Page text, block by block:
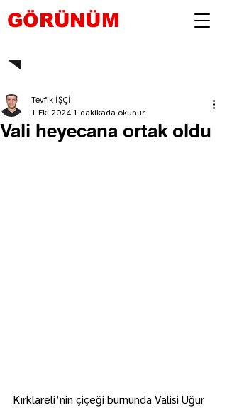
GÖRÜNÜM
Vali heyecana ortak oldu
Tevfik İŞÇİ
1 Eki 2024 1 dakikada okunur
Kırklareli’nin çiçeği burnunda Valisi Uğur